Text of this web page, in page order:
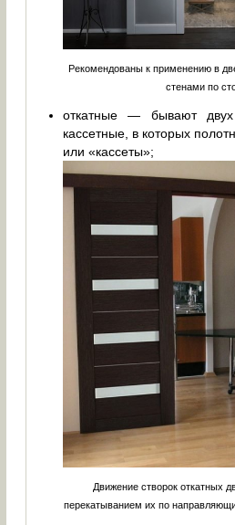
Рекомендованы к применению в
стенами по
откатные — бывают
кассетные, в которых
или «кассеты»;
Движение створок откатных
перекатыванием их по